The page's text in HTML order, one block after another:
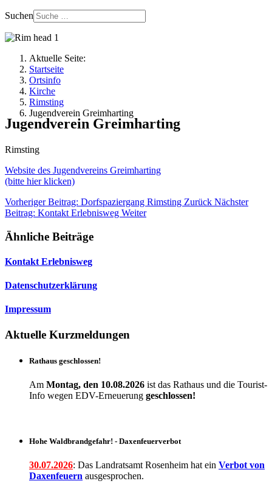
Suchen
Aktuelle Seite:
Startseite
Ortsinfo
Kirche
Rimsting
Jugendverein Greimharting
Jugendverein Greimharting
Rimsting
Website des Jugendvereins Greimharting
(bitte hier klicken)
Vorheriger Beitrag: Dorfspaziergang Rimsting Zurück Nächster
Beitrag: Kontakt Erlebnisweg Weiter
Ähnliche Beiträge
Kontakt Erlebnisweg
Datenschutzerklärung
Impressum
Aktuelle Kurzmeldungen
Rathaus geschlossen!
Am Montag, den 10.08.2026 ist das Rathaus und die Tourist-
Info wegen EDV-Erneuerung geschlossen!
Hohe Waldbrandgefahr! - Daxenfeuerverbot
30.07.2026: Das Landratsamt Rosenheim hat ein Verbot von
Daxenfeuern ausgesprochen.